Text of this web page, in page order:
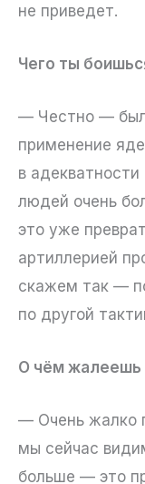
не приведет.
Чего ты
— Честно — был
применение
в
людей очень
это уже
артиллерией
скажем так —
по другой
О чём жалеешь
— Очень жалко
мы сейчас
больше — это